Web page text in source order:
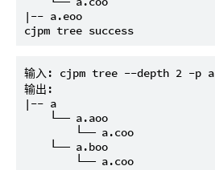
|-- a.eoo
输入: cjpm tree --depth 2 -p a
输出:
|-- a
    └── a.aoo
        └── a.coo
    └── a.boo
        └── a.coo